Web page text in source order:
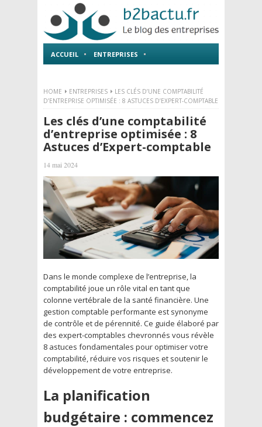
ACCUEIL ENTREPRISES
HOME ENTREPRISES
LES CLÉS D’UNE COMPTABILITÉ
D’ENTREPRISE OPTIMISÉE : 8 ASTUCES D’EXPERT-COMPTABLE
Les clés d’une comptabilité
d’entreprise optimisée : 8
Astuces d’Expert-comptable
14 mai 2024
Dans le monde complexe de l’entreprise, la
comptabilité joue un rôle vital en tant que
colonne vertébrale de la santé financière. Une
gestion comptable performante est synonyme
de contrôle et de pérennité. Ce guide élaboré par
des expert-comptables chevronnés vous révèle
8 astuces fondamentales pour optimiser votre
comptabilité, réduire vos risques et soutenir le
développement de votre entreprise.
La planification
budgétaire : commencez